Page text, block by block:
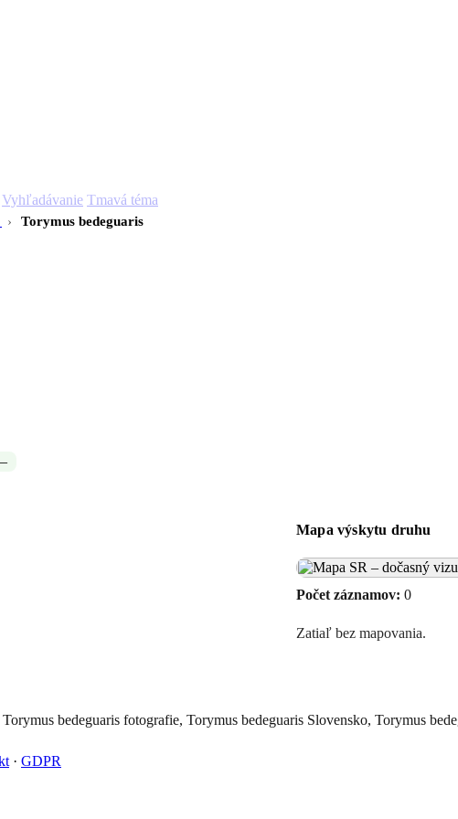
Vyhľadávanie Tmavá téma
› Torymus bedeguaris
Mapa výskytu druhu
Počet záznamov: 0
Zatiaľ bez mapovania.
bedeguaris fotografie, Torymus bedeguaris Slovensko, Torymus
· GDPR